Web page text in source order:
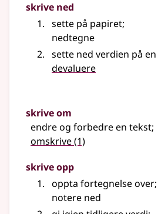
skrive ned
sette på papiret;
nedtegne
sette ned verdien på
devaluere
skrive om
endre og forbedre en tekst;
omskrive(1)
skrive opp
oppta fortegnelse over;
notere ned